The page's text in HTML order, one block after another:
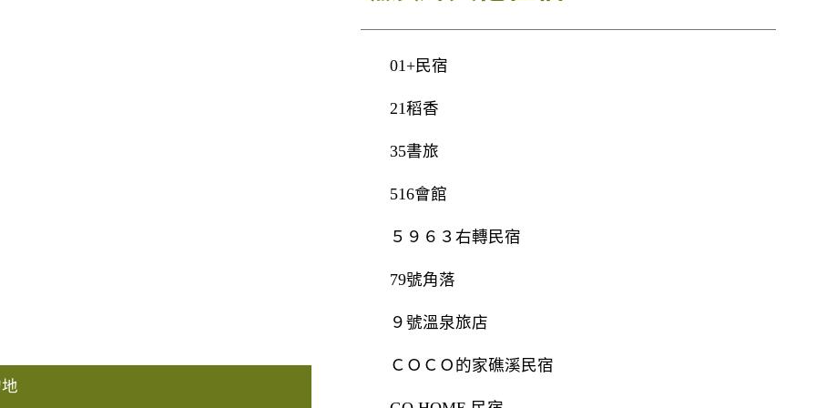
01+民宿
21稻香
35書旅
516會館
５９６３右轉民宿
79號角落
９號溫泉旅店
ＣＯＣＯ的家礁溪民宿